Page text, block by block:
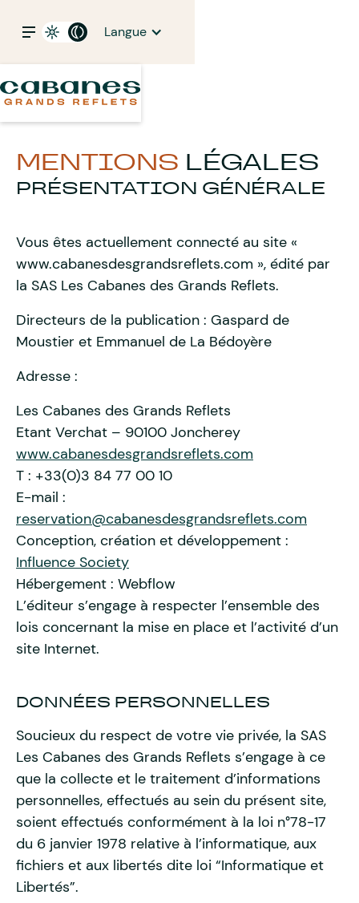
Langue
MENTIONS LÉGALES
PRÉSENTATION GÉNÉRALE
Vous êtes actuellement connecté au site «
www.cabanesdesgrandsreflets.com », édité par
la SAS Les Cabanes des Grands Reflets.
Directeurs de la publication : Gaspard de
Moustier et Emmanuel de La Bédoyère
Adresse :
Les Cabanes des Grands Reflets
Etant Verchat – 90100 Joncherey
www.cabanesdesgrandsreflets.com
T : +33(0)3 84 77 00 10
E-mail :
reservation@cabanesdesgrandsreflets.com
Conception, création et développement :
Influence Society
Hébergement : Webflow
L’éditeur s’engage à respecter l’ensemble des
lois concernant la mise en place et l’activité d’un
site Internet.
DONNÉES PERSONNELLES
Soucieux du respect de votre vie privée, la SAS
Les Cabanes des Grands Reflets s’engage à ce
que la collecte et le traitement d’informations
personnelles, effectués au sein du présent site,
soient effectués conformément à la loi n°78-17
du 6 janvier 1978 relative à l’informatique, aux
fichiers et aux libertés dite loi “Informatique et
Libertés”.